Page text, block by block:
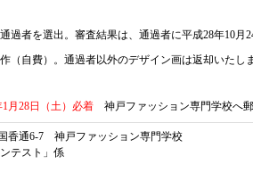
過者を選出。審査結果は、通過者に平成28年10月
（自費）。通過者以外のデザイン画は返却いたし
1月28日（土）必着 神戸ファッション専門学校へ郵
香通6-7 神戸ファッション専門学校
テスト」係